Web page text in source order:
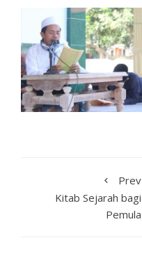
Prev
Kitab Sejarah bagi
Pemula